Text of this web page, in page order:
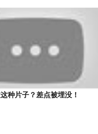
种片子？差点被埋没！